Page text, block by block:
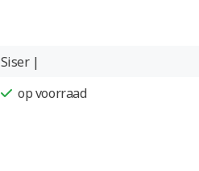
Siser |
op voorraad